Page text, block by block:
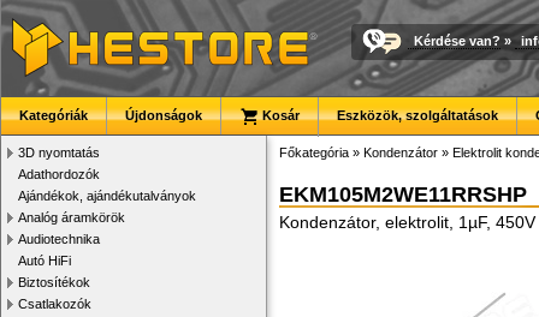
Kérdése van? »
Kategóriák Újdonságok Kosár Eszközök, szolgáltatások
3D nyomtatás
Adathordozók
Ajándékok, ajándékutalványok
Analóg áramkörök
Audiotechnika
Autó HiFi
Biztosítékok
Csatlakozók
Főkategória » Kondenzátor » Elektrolit
EKM105M2WE11RRSHP
Kondenzátor, elektrolit, 1µF,